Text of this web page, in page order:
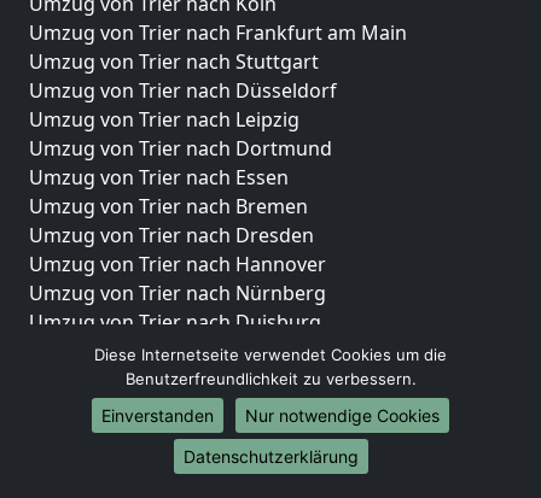
Umzug von Trier nach Frankfurt am Main
Umzug von Trier nach Stuttgart
Umzug von Trier nach Düsseldorf
Umzug von Trier nach Leipzig
Umzug von Trier nach Dortmund
Umzug von Trier nach Essen
Umzug von Trier nach Bremen
Umzug von Trier nach Dresden
Umzug von Trier nach Hannover
Umzug von Trier nach Nürnberg
Umzug von Trier nach Duisburg
Umzug von Trier nach Bochum
Umzug von Trier nach Wuppertal
Umzug von Trier nach Bielefeld
Umzug von Trier nach Bonn
Umzug von Trier nach Münster
Diese Internetseite verwendet Cookies um die
Benutzerfreundlichkeit zu verbessern.
Einverstanden
Nur notwendige Cookies
Datenschutzerklärung